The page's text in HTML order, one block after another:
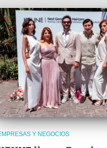
Y NEGOCIOS